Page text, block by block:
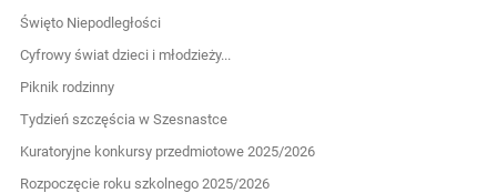
Święto Niepodległości
Cyfrowy świat dzieci i młodzieży...
Piknik rodzinny
Tydzień szczęścia w Szesnastce
Kuratoryjne konkursy przedmiotowe 2025/2026
Rozpoczęcie roku szkolnego 2025/2026